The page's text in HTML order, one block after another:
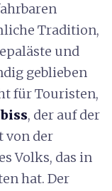
Tradition,
und
geblieben
für Touristen,
, der auf der
von der
Volks, das in
hat. Der